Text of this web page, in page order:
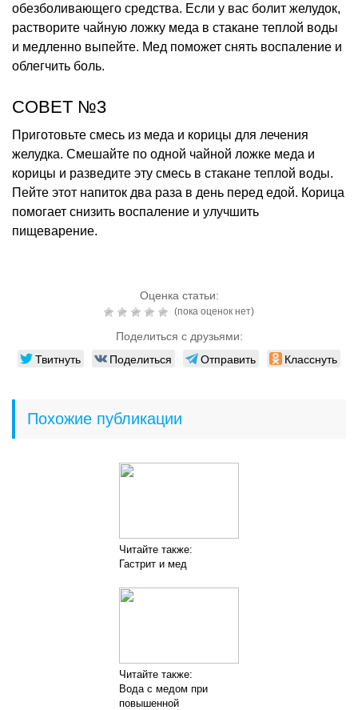
обезболивающего средства. Если у вас болит желудок,
растворите чайную ложку меда в стакане теплой воды
и медленно выпейте. Мед поможет снять воспаление и
облегчить боль.
СОВЕТ №3
Приготовьте смесь из меда и корицы для лечения
желудка. Смешайте по одной чайной ложке меда и
корицы и разведите эту смесь в стакане теплой воды.
Пейте этот напиток два раза в день перед едой. Корица
помогает снизить воспаление и улучшить
пищеварение.
Оценка статьи:
(пока оценок нет)
Поделиться с друзьями:
Твитнуть Поделиться Отправить Класснуть
Похожие публикации
Читайте также:
Гастрит и мед
Читайте также:
Вода с медом при
повышенной